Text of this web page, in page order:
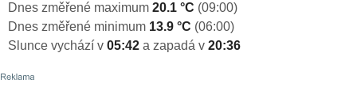
Dnes změřené maximum 20.1 °C (09:00)
Dnes změřené minimum 13.9 °C (06:00)
Slunce vychází v 05:42 a zapadá v 20:36